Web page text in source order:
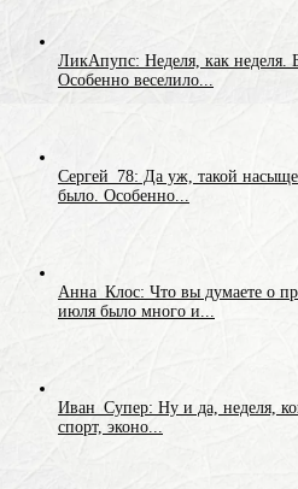
ЛикАпупс: Неделя, как неделя.
Особенно веселило...
Сергей_78: Да уж, такой
было. Особенно...
Анна_Клос: Что вы думаете о
июля было много и...
Иван_Супер: Ну и да, неделя,
спорт, эконо...